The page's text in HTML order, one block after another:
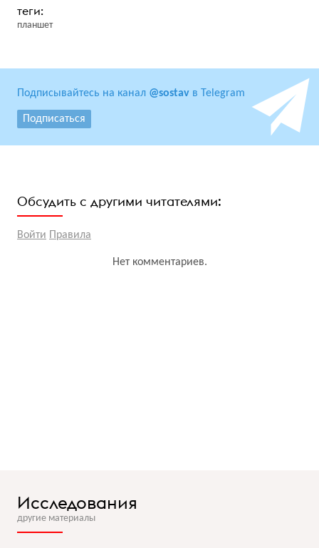
планшет
Подписывайтесь на канал @sostav в Telegram
Подписаться
Обсудить с другими читателями:
Войти Правила
Нет комментариев.
Исследования
другие материалы